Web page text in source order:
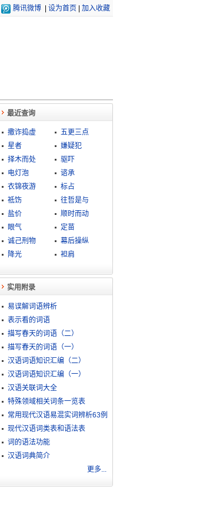
腾讯微博 设为首页 加入收藏
最近查询
撒诈捣虚
五更三点
星者
嫌疑犯
择木而处
驱吓
电灯泡
谘承
衣锦夜游
标占
祗饬
往哲是与
盐价
顺时而动
眼气
定苗
诚己刑物
幕后操纵
降光
袒肩
实用附录
易误解词语辨析
表示看的词语
描写春天的词语（二）
描写春天的词语（一）
汉语词语知识汇编（二）
汉语词语知识汇编（一）
汉语关联词大全
特殊领域相关词条一览表
常用现代汉语易混实词辨析63例
现代汉语词类表和语法表
词的语法功能
汉语词典简介
更多...